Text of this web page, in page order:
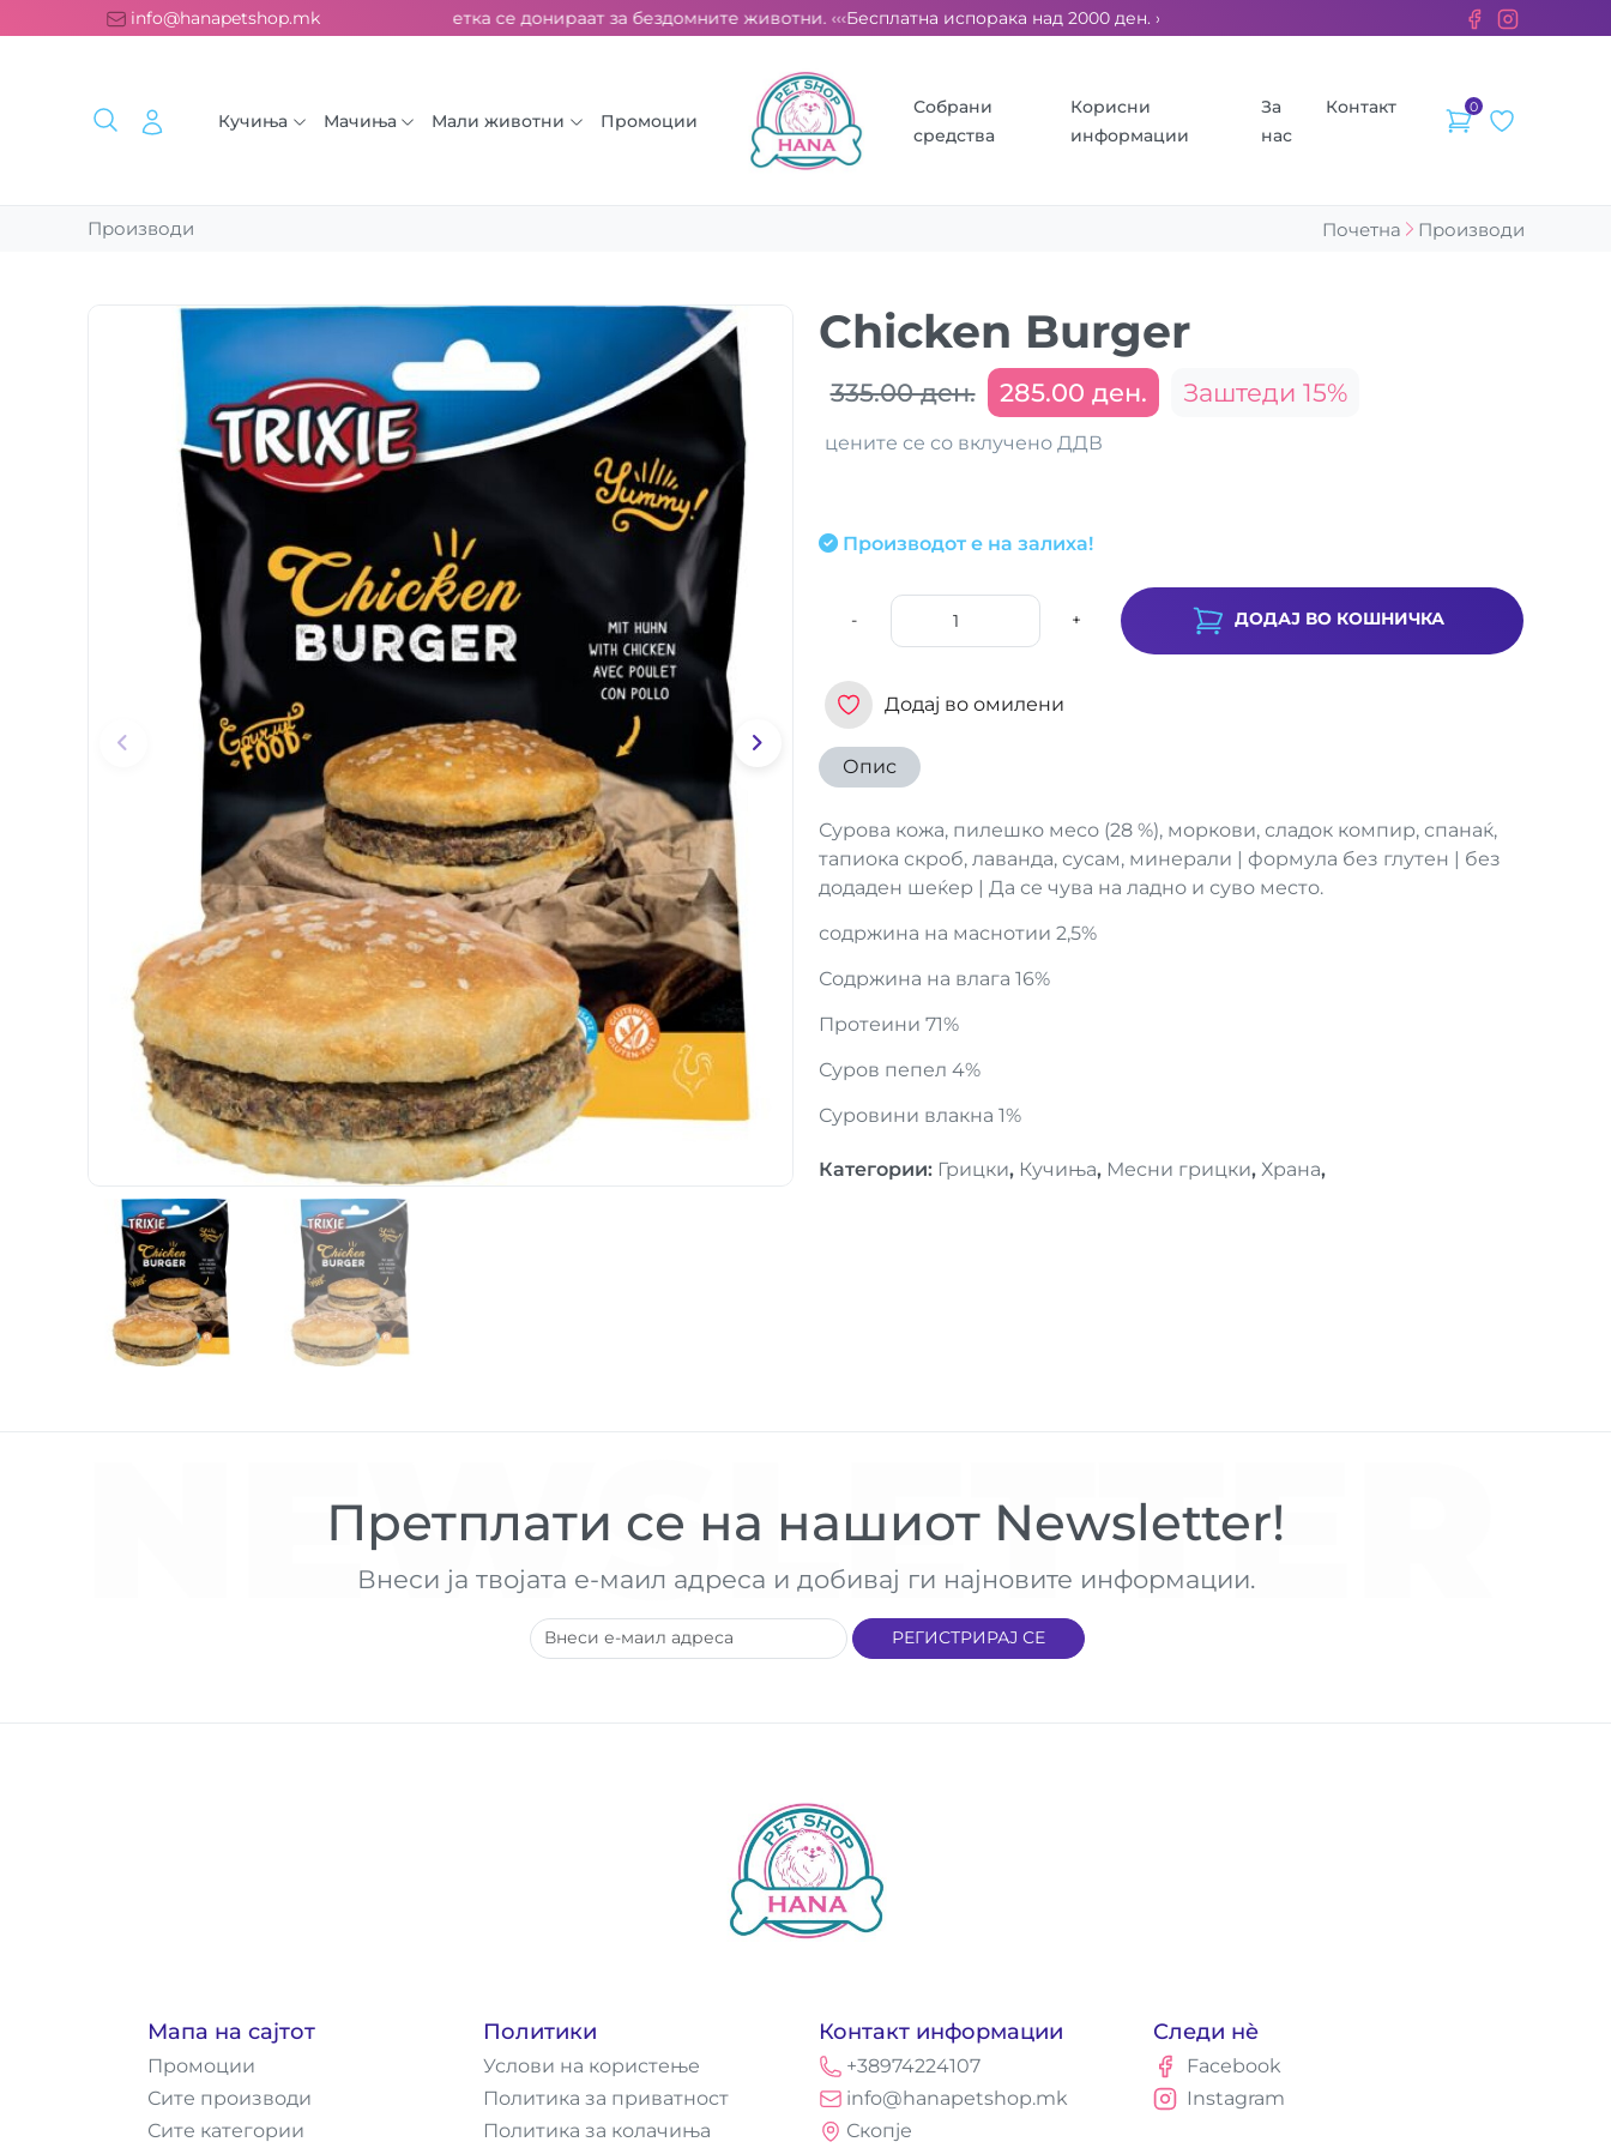
info@hanapetshop.mk
испорака над 2000 ден. ››› 2% од секоја сметка се донираат за бездомните животни. ‹‹‹Бесплатна испорака над 2000 ден. ››› 2% од секоја сметка се донираат за бездомните
Кучиња Мачиња Мали животни Промоции
Собрани
средства
Корисни
информации
За
нас
Контакт 0
Производи Почетна Производи
Chicken Burger
335.00 ден. 285.00 ден. Заштеди 15%
цените се со вклучено ДДВ
Производот е на залиха!
- + ДОДАЈ ВО КОШНИЧКА
Додај во омилени
Опис
Сурова кожа, пилешко месо (28 %), моркови, сладок компир, спанаќ,
тапиока скроб, лаванда, сусам, минерали | формула без глутен | без
додаден шеќер | Да се чува на ладно и суво место.
содржина на маснотии 2,5%
Содржина на влага 16%
Протеини 71%
Суров пепел 4%
Суровини влакна 1%
Категории: Грицки, Кучиња, Месни грицки, Храна,
NEWSLETTER
Претплати се на нашиот Newsletter!
Внеси ја твојата е-маил адреса и добивај ги најновите информации.
РЕГИСТРИРАЈ СЕ
Мапа на сајтот
Промоции
Сите производи
Сите категории
Политики
Услови на користење
Политика за приватност
Политика за колачиња
Контакт информации
+38974224107
info@hanapetshop.mk
Скопје
Следи нè
Facebook
Instagram